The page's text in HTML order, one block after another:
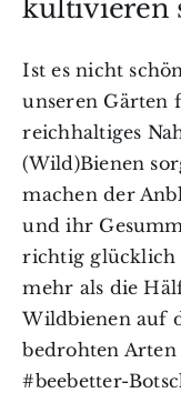
kultivieren
Ist es nicht
unseren Gärten
reichhaltiges
(Wild)Bienen
machen der
und ihr
richtig glücklich
mehr als die
Wildbienen auf
bedrohten Arten
#beebetter-